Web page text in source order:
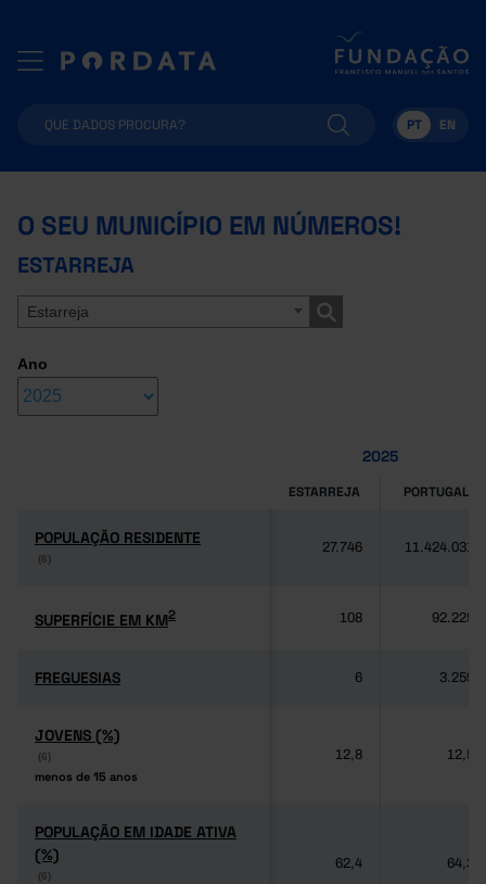
PT EN
O SEU MUNICÍPIO EM NÚMEROS!
ESTARREJA
Estarreja
Ano
2025
ESTARREJA PORTUGAL
POPULAÇÃO RESIDENTE
(6)
POPULAÇÃO RESIDENTE
(6)
27.746 11.424.031
SUPERFÍCIE EM KM2
SUPERFÍCIE EM KM2 108 92.225
FREGUESIAS
FREGUESIAS 6 3.259
JOVENS (%)
(6)
menos de 15 anos
JOVENS (%)
(6)
menos de 15 anos
12,8 12,5
POPULAÇÃO EM IDADE ATIVA
(%)
(6)
POPULAÇÃO EM IDADE ATIVA
(%)
(6)
62,4 64,3